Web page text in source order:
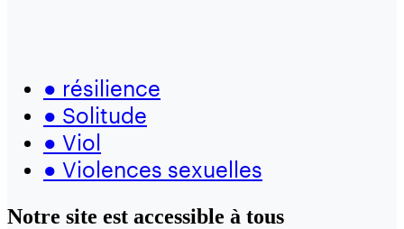
● résilience
● Solitude
● Viol
● Violences sexuelles
Notre site est accessible à tous